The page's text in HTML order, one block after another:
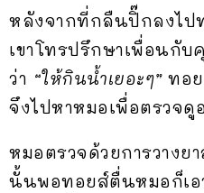
หลังจากที่กลืนปิ๊กลงไ
เขาโทรปรึกษาเพื่อนกั
ว่า “ให้กินน้ำเยอะๆ”ทอย
จึงไปหาหมอเพื่อตรวจดู
หมอตรวจด้วยการวางย
นั้นพอทอยส์ตื่นหมอก็เอ